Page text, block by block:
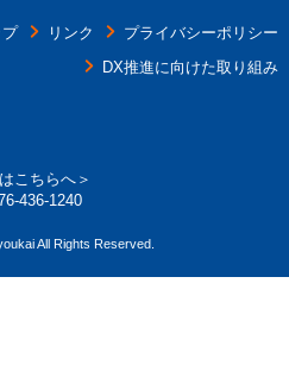
リンク
プライバシーポリシー
DX推進に向けた取り組み
こちらへ＞
436-1240
All Rights Reserved.